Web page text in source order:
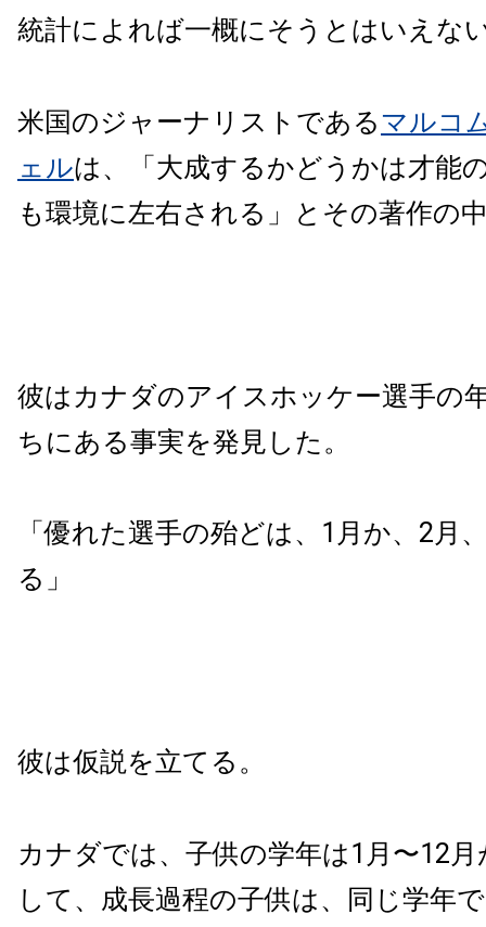
統計によれば一概にそうとはいえな
米国のジャーナリストであるマルコ
ェルは、「大成するかどうかは才能
も環境に左右される」とその著作の
彼はカナダのアイスホッケー選手の
ちにある事実を発見した。
「優れた選手の殆どは、1月か、2月
る」
彼は仮説を立てる。
カナダでは、子供の学年は1月〜12
して、成長過程の子供は、同じ学年